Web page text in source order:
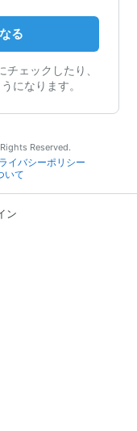
る
ェックしたり、
になります。
Reserved.
イバシーポリシー
いて
ン